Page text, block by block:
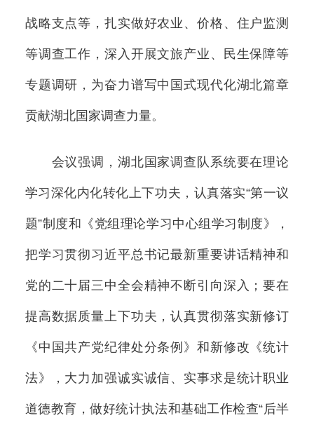
战略支点等，扎实做好农业、价格、住户监测
等调查工作，深入开展文旅产业、民生保障等
专题调研，为奋力谱写中国式现代化湖北篇章
贡献湖北国家调查力量。
会议强调，湖北国家调查队系统要在理论
学习深化内化转化上下功夫，认真落实“第一议
题”制度和《党组理论学习中心组学习制度》，
把学习贯彻习近平总书记最新重要讲话精神和
党的二十届三中全会精神不断引向深入；要在
提高数据质量上下功夫，认真贯彻落实新修订
《中国共产党纪律处分条例》和新修改《统计
法》，大力加强诚实诚信、实事求是统计职业
道德教育，做好统计执法和基础工作检查“后半